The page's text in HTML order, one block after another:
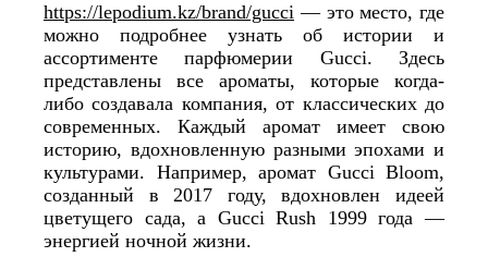
https://lepodium.kz/brand/gucci — это место, где
можно подробнее узнать об истории и
ассортименте парфюмерии Gucci. Здесь
представлены все ароматы, которые когда-
либо создавала компания, от классических до
современных. Каждый аромат имеет свою
историю, вдохновленную разными эпохами и
культурами. Например, аромат Gucci Bloom,
созданный в 2017 году, вдохновлен идеей
цветущего сада, а Gucci Rush 1999 года —
энергией ночной жизни.